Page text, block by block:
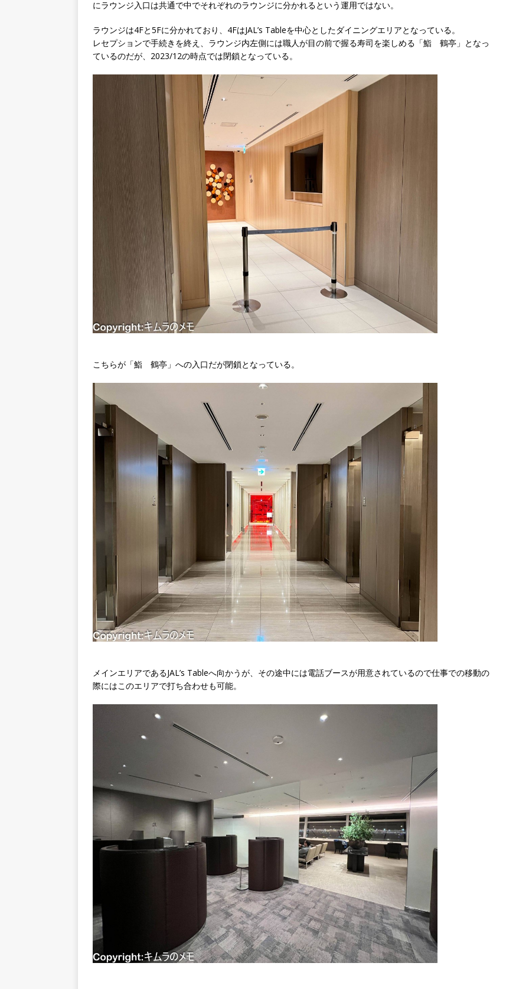
にラウンジ入口は共通で中でそれぞれのラウンジに分かれるという運用ではない。
ラウンジは4Fと5Fに分かれており、4FはJAL’s Tableを中心としたダイニングエリアとなっている。
レセプションで手続きを終え、ラウンジ内左側には職人が目の前で握る寿司を楽しめる「鮨 鶴亭」となっ
ているのだが、2023/12の時点では閉鎖となっている。
こちらが「鮨 鶴亭」への入口だが閉鎖となっている。
メインエリアであるJAL’s Tableへ向かうが、その途中には電話ブースが用意されているので仕事での移動の
際にはこのエリアで打ち合わせも可能。